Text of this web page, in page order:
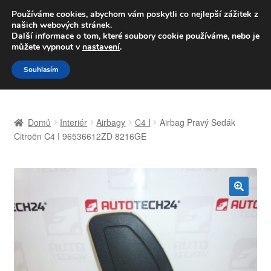
DOPRAVA od 139,-Kč
Volejte po-pá 9-16 704 494 494
Přeskočit
na
navigaci
Přejít
k
obsahu
Celosvětová doprava
Domů Interiér Airbagy C4 I
Airbag Pravý Sedák
Citroën C4 I 96536612ZD 8216GE
🔍
Používáme cookies, abychom vám poskytli co nejlepší zážitek z
našich webových stránek.
Další informace o tom, které soubory cookie používáme, nebo je
můžete vypnout v nastavení.
Souhlasím